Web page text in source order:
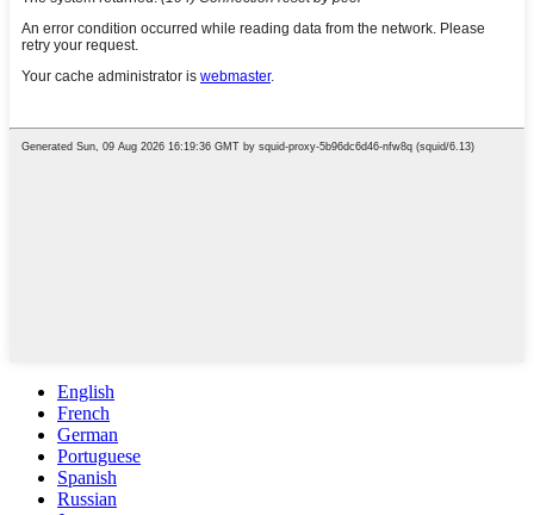
English
French
German
Portuguese
Spanish
Russian